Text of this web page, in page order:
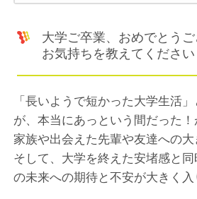
大学ご卒業、おめでとう
お気持ちを教えてください
「長いようで短かった大学生活
が、本当にあっという間だった！
家族や出会えた先輩や友達への大
そして、大学を終えた安堵感と
の未来への期待と不安が大きく入